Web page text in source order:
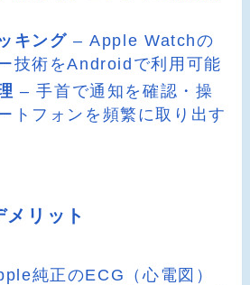
キング – Apple Watchの
技術をAndroidで利用可能
– 手首で通知を確認・操
トフォンを頻繁に取り出す
リット
純正のECG（心電図）